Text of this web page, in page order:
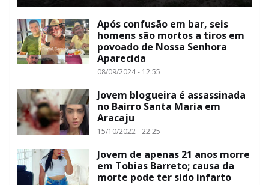
Após confusão em bar, seis
homens são mortos a tiros em
povoado de Nossa Senhora
Aparecida
08/09/2024 - 12:55
Jovem blogueira é assassinada
no Bairro Santa Maria em
Aracaju
15/10/2022 - 22:25
Jovem de apenas 21 anos morre
em Tobias Barreto; causa da
morte pode ter sido infarto